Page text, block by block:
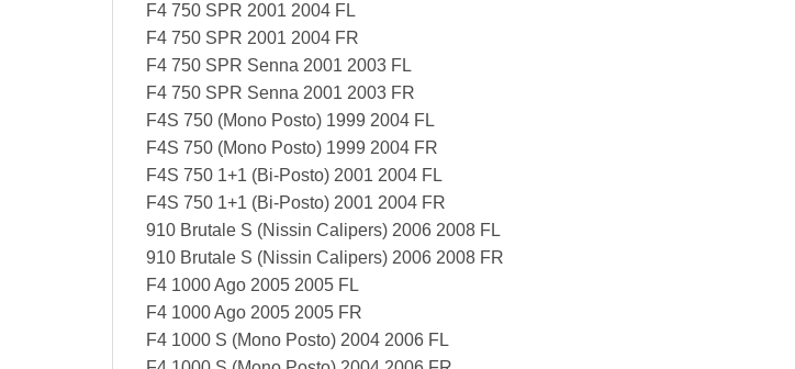
F4 750 SPR 2001 2004 FL
F4 750 SPR 2001 2004 FR
F4 750 SPR Senna 2001 2003 FL
F4 750 SPR Senna 2001 2003 FR
F4S 750 (Mono Posto) 1999 2004 FL
F4S 750 (Mono Posto) 1999 2004 FR
F4S 750 1+1 (Bi-Posto) 2001 2004 FL
F4S 750 1+1 (Bi-Posto) 2001 2004 FR
910 Brutale S (Nissin Calipers) 2006 2008 FL
910 Brutale S (Nissin Calipers) 2006 2008 FR
F4 1000 Ago 2005 2005 FL
F4 1000 Ago 2005 2005 FR
F4 1000 S (Mono Posto) 2004 2006 FL